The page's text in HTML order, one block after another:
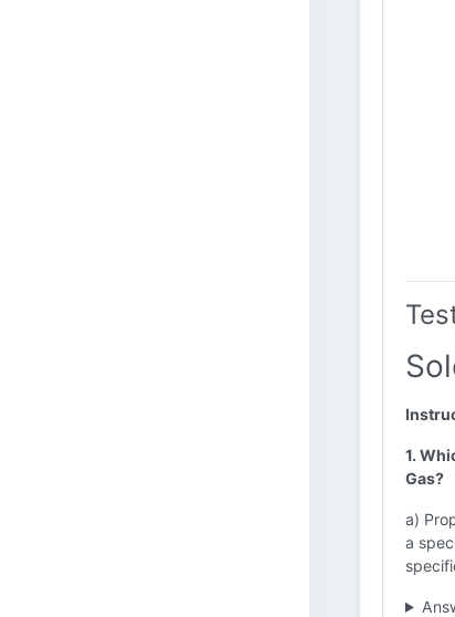
1.
Gas?
a)
a